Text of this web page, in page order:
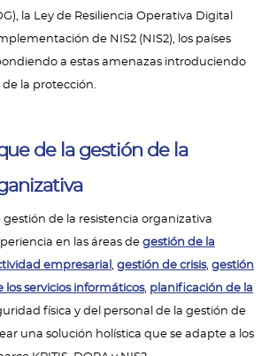
la Ley de Resiliencia Operativa Digital
de NIS2 (NIS2), los países
a estas amenazas introduciendo
la protección.
de la gestión de la
de la resistencia organizativa
en las áreas de gestión de la
empresarial , gestión de crisis, gestión
servicios informáticos, planificación de la
física y del personal de la gestión de
una solución holística que se adapte a los